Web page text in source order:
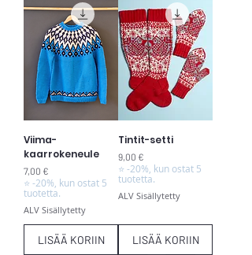
Viima-
kaarrokeneule
Hinta
7,00 €
⭐ -20%, kun ostat 5
tuotetta.
ALV Sisällytetty
LISÄÄ KORIIN
Tintit-setti
Hinta
9,00 €
⭐ -20%, kun ostat 5
tuotetta.
ALV Sisällytetty
LISÄÄ KORIIN